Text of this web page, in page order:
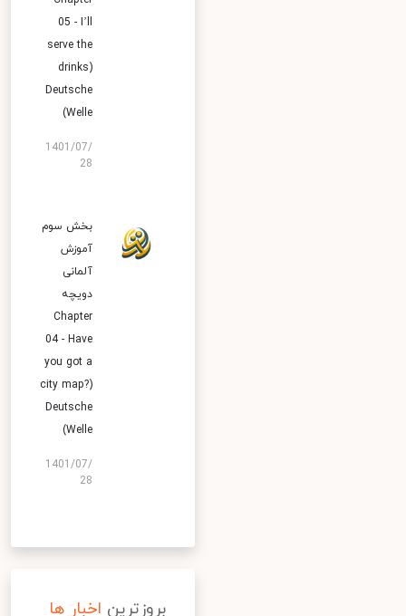
05 - I’ll
serve the
drinks)
Deutsche
Welle)
1401/07/
28
بخش سوم
آموزش
آلمانی
دویچه
Chapter
04 - Have
you got a
city map?)
Deutsche
Welle)
1401/07/
28
بروزترین اخبار ها